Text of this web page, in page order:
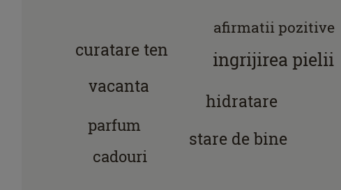
ingrijirea pielii
hidratare
stare de bine
curatare ten
vacanta
parfum
cadouri
afirmatii pozitive